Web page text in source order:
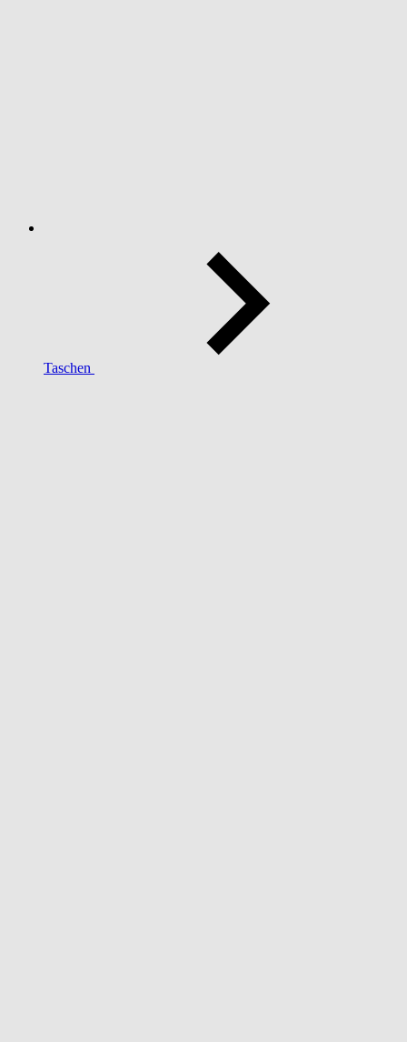
Taschen